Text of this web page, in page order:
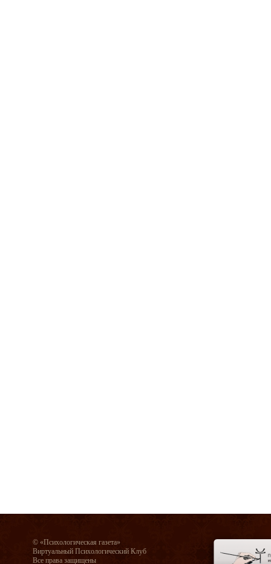
© «Психологическая газета»
Виртуальный Психологический Клуб
Все права защищены